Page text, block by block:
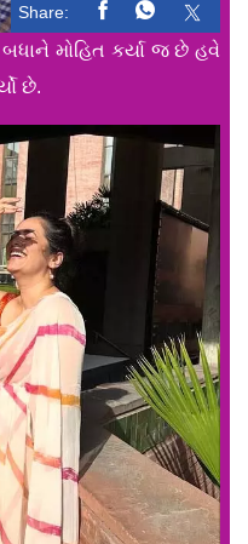
Share:
મોહિત કર્યા જ છે હવે
છે.